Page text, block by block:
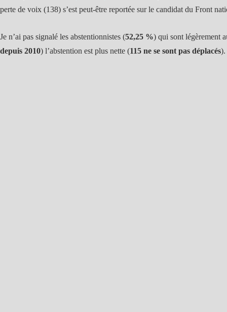
perte de voix (138) s’est peut-être reportée sur le candidat du Front
Je n’ai pas signalé les abstentionnistes (52,25 %) qui sont légèrement
depuis 2010) l’abstention est plus nette (115 ne se sont pas déplacés).